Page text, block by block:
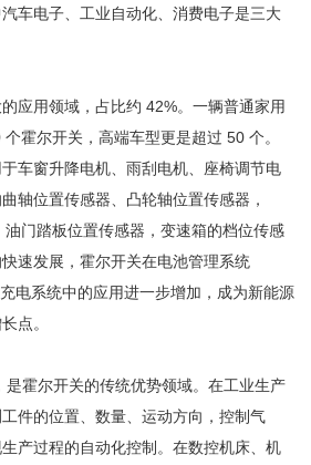
车电子、工业自动化、消费电子是三大
应用领域，占比约 42%。一辆普通家用
霍尔开关，高端车型更是超过 50 个。
车窗升降电机、雨刮电机、座椅调节电
轴位置传感器、凸轮轴位置传感器，
门踏板位置传感器，变速箱的档位传感
速发展，霍尔开关在电池管理系统
电系统中的应用进一步增加，成为新能源
点。
是霍尔开关的传统优势领域。在工业生产
件的位置、数量、运动方向，控制气
产过程的自动化控制。在数控机床、机